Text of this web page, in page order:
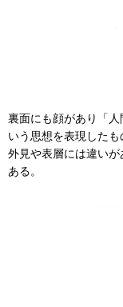
裏面にも顔があり「
いう思想を表現したも
外見や表層には違い
ある。